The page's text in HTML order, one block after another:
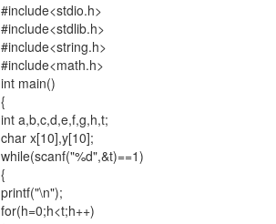
#include<stdio.h>
#include<stdlib.h>
#include<string.h>
#include<math.h>
int main()
{
int a,b,c,d,e,f,g,h,t;
char x[10],y[10];
while(scanf("%d",&t)==1)
{
printf("\n");
for(h=0;h<t;h++)